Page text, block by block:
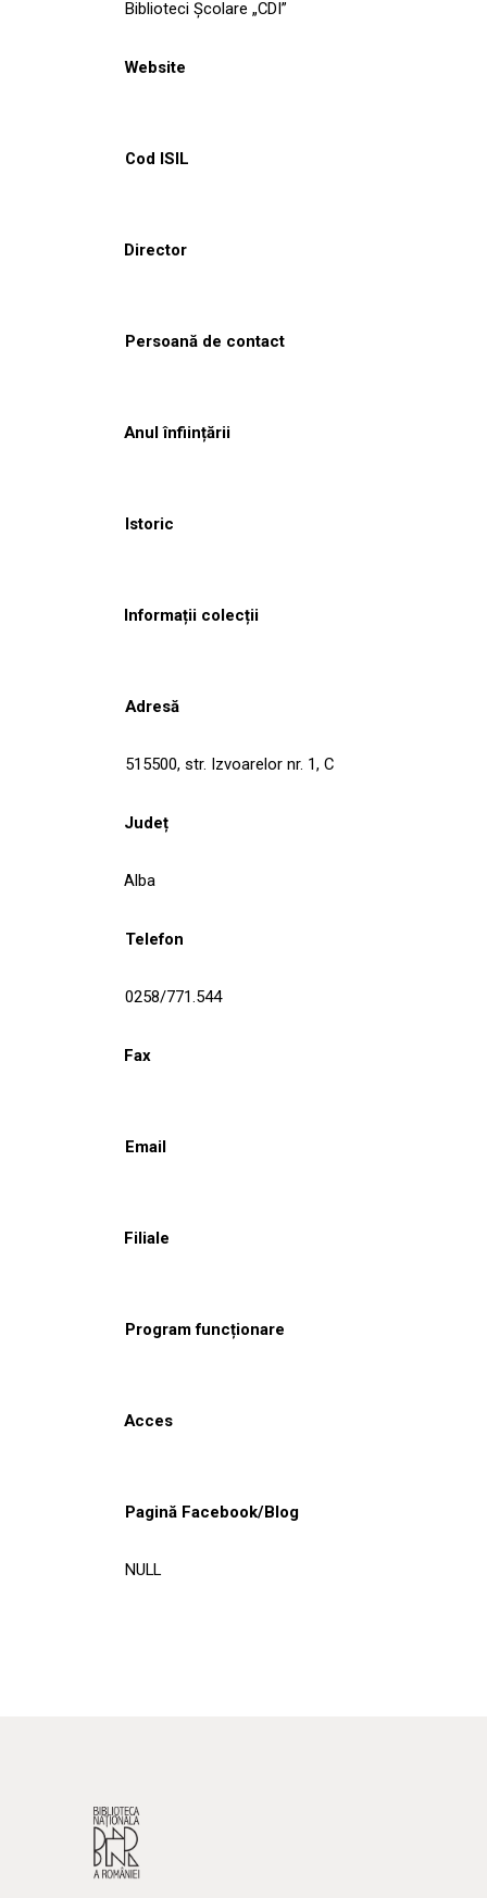
Biblioteci Școlare „CDI”
Website
Cod ISIL
Director
Persoană de contact
Anul înființării
Istoric
Informații colecții
Adresă
515500, str. Izvoarelor nr. 1, C
Județ
Alba
Telefon
0258/771.544
Fax
Email
Filiale
Program funcționare
Acces
Pagină Facebook/Blog
NULL